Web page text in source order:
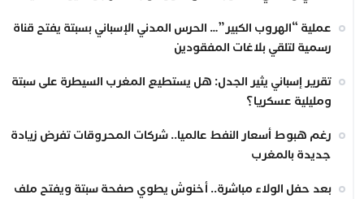
عملية “الهروب الكبير”… الحرس المدني الإسباني بسبتة يفتح قناة
رسمية لتلقي بلاغات المفقودين
تقرير إسباني يثير الجدل: هل يستطيع المغرب السيطرة على سبتة
ومليلية عسكريا؟
رغم هبوط أسعار النفط عالميا.. شركات المحروقات تفرض زيادة
جديدة بالمغرب
بعد حفل الولاء مباشرة.. أخنوش يطوي صفحة سبتة ويفتح ملف